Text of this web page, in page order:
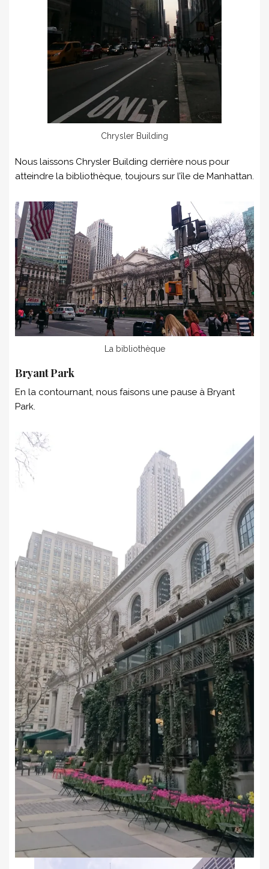
Chrysler Building
Nous laissons Chrysler Building derrière nous pour
atteindre la bibliothèque, toujours sur l’île de Manhattan.
La bibliothèque
Bryant Park
En la contournant, nous faisons une pause à Bryant
Park.